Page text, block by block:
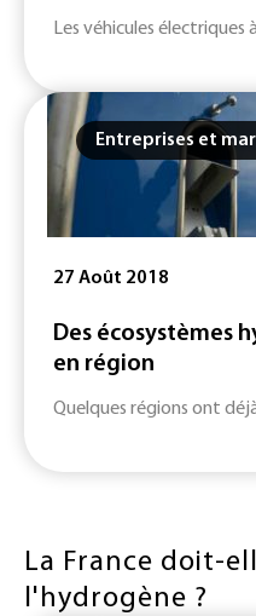
Les véhicules
Entreprises et
27 Août 2018
Des écosystèmes
en région
Quelques régions ont
La France doit-
l'hydrogène ?